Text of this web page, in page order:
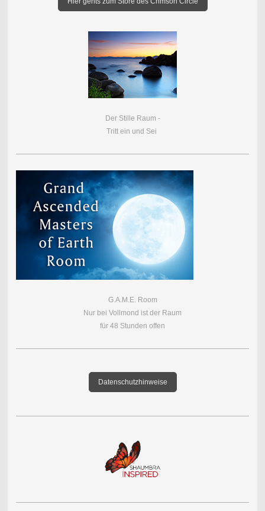
Der Stille Raum -
Tritt ein und Sei
G.A.M.E. Room
Nur bei Vollmond ist der Raum
für 48 Stunden offen
Datenschutzhinweise